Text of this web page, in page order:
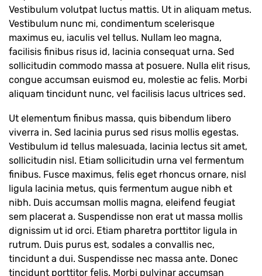
Vestibulum volutpat luctus mattis. Ut in aliquam metus.
Vestibulum nunc mi, condimentum scelerisque
maximus eu, iaculis vel tellus. Nullam leo magna,
facilisis finibus risus id, lacinia consequat urna. Sed
sollicitudin commodo massa at posuere. Nulla elit risus,
congue accumsan euismod eu, molestie ac felis. Morbi
aliquam tincidunt nunc, vel facilisis lacus ultrices sed.
Ut elementum finibus massa, quis bibendum libero
viverra in. Sed lacinia purus sed risus mollis egestas.
Vestibulum id tellus malesuada, lacinia lectus sit amet,
sollicitudin nisl. Etiam sollicitudin urna vel fermentum
finibus. Fusce maximus, felis eget rhoncus ornare, nisl
ligula lacinia metus, quis fermentum augue nibh et
nibh. Duis accumsan mollis magna, eleifend feugiat
sem placerat a. Suspendisse non erat ut massa mollis
dignissim ut id orci. Etiam pharetra porttitor ligula in
rutrum. Duis purus est, sodales a convallis nec,
tincidunt a dui. Suspendisse nec massa ante. Donec
tincidunt porttitor felis. Morbi pulvinar accumsan